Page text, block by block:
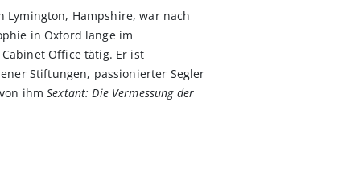
Lymington, Hampshire, war nach
in Oxford lange im
Office tätig. Er ist
Stiftungen, passionierter Segler
ihmSextant: Die Vermessung der